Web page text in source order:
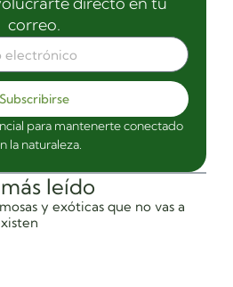
leído
y exóticas que no vas a
correo.
Subscribirse
para mantenerte conectado
la naturaleza.